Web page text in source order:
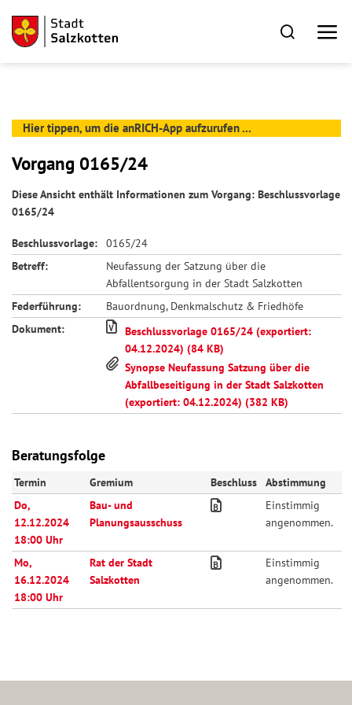
Hier tippen, um die anRICH-App aufzurufen ...
Vorgang 0165/24
Diese Ansicht enthält Informationen zum Vorgang: Beschlussvorlage
0165/24
Beschlussvorlage:
0165/24
Betreff:
Neufassung der Satzung über die
Abfallentsorgung in der Stadt Salzkotten
Federführung:
Bauordnung, Denkmalschutz & Friedhöfe
Dokument:
Beschlussvorlage 0165/24 (exportiert:
04.12.2024) (84 KB)
Synopse Neufassung Satzung über die
Abfallbeseitigung in der Stadt Salzkotten
(exportiert: 04.12.2024) (382 KB)
Beratungsfolge
Termin Gremium Beschluss
Abstimmung
Do,
12.12.2024
18:00 Uhr
Bau- und
Planungsausschuss
Einstimmig
angenommen.
Mo,
16.12.2024
18:00 Uhr
Rat der Stadt
Salzkotten
Einstimmig
angenommen.